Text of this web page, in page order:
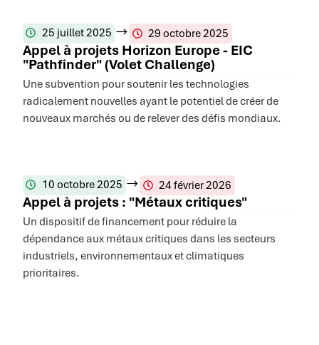
25 juillet 2025 29 octobre 2025
Appel à projets Horizon Europe - EIC
"Pathfinder" (Volet Challenge)
Une subvention pour soutenir les technologies
radicalement nouvelles ayant le potentiel de créer de
nouveaux marchés ou de relever des défis mondiaux.
10 octobre 2025 24 février 2026
Appel à projets : "Métaux critiques"
Un dispositif de financement pour réduire la
dépendance aux métaux critiques dans les secteurs
industriels, environnementaux et climatiques
prioritaires.